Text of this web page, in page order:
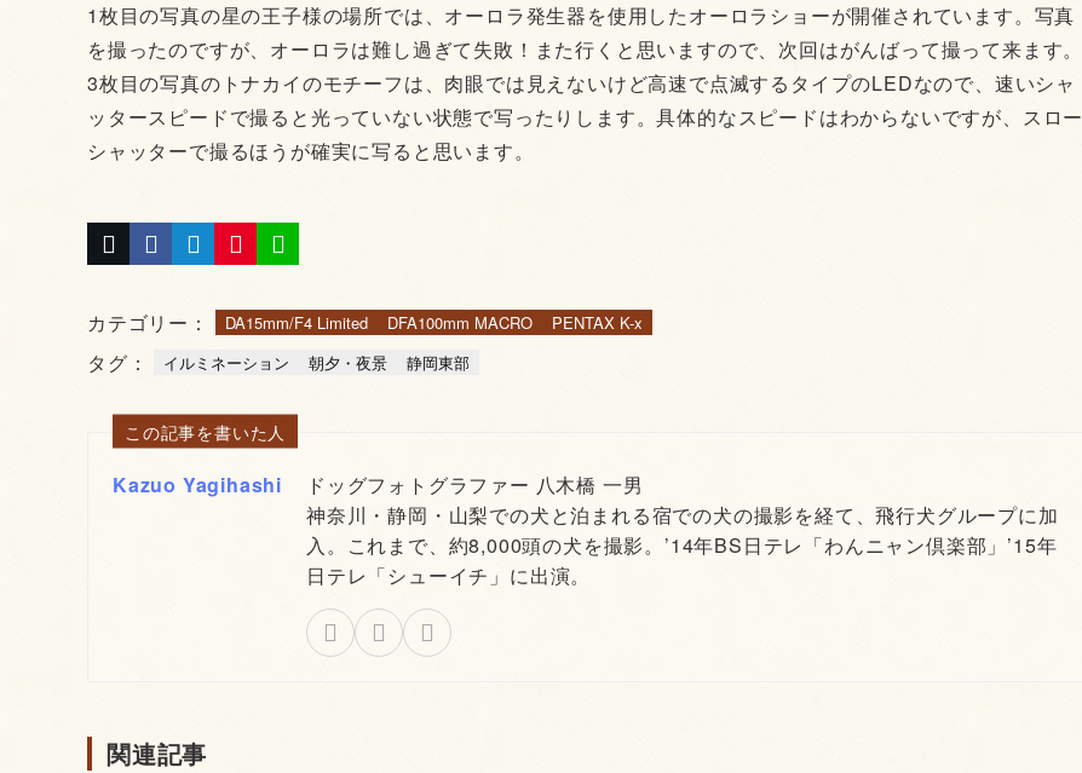
1枚目の写真の星の王子様の場所では、オーロラ発生器を使用したオーロラショーが開催されています。写真
を撮ったのですが、オーロラは難し過ぎて失敗！また行くと思いますので、次回はがんばって撮って来ます。
3枚目の写真のトナカイのモチーフは、肉眼では見えないけど高速で点滅するタイプのLEDなので、速いシャ
ッタースピードで撮ると光っていない状態で写ったりします。具体的なスピードはわからないですが、スロー
シャッターで撮るほうが確実に写ると思います。
カテゴリー： DA15mm/F4 Limited DFA100mm MACRO PENTAX K-x
タグ： イルミネーション 朝夕・夜景 静岡東部
この記事を書いた人
Kazuo Yagihashi
ドッグフォトグラファー 八木橋 一男
神奈川・静岡・山梨での犬と泊まれる宿での犬の撮影を経て、飛行犬グループに加
入。これまで、約8,000頭の犬を撮影。’14年BS日テレ「わんニャン倶楽部」’15年
日テレ「シューイチ」に出演。
関連記事